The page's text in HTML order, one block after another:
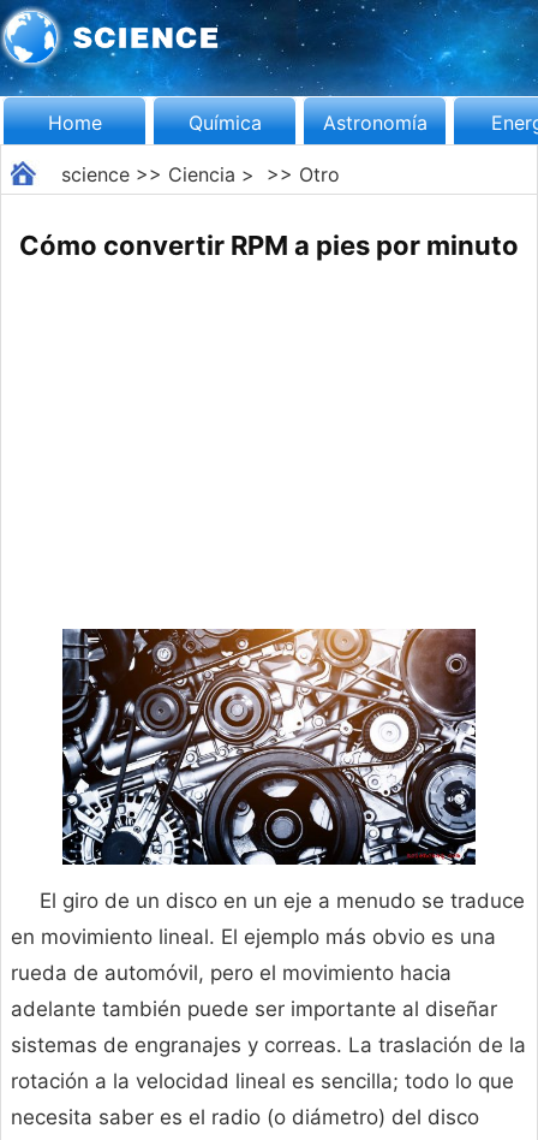
Home Química Astronomía
science>> Ciencia > >> Otro
Cómo convertir RPM a pies por minuto
El giro de un disco en un eje a menudo se traduce
en movimiento lineal. El ejemplo más obvio es una
rueda de automóvil, pero el movimiento hacia
adelante también puede ser importante al diseñar
sistemas de engranajes y correas. La traslación de la
rotación a la velocidad lineal es sencilla; todo lo que
necesita saber es el radio (o diámetro) del disco